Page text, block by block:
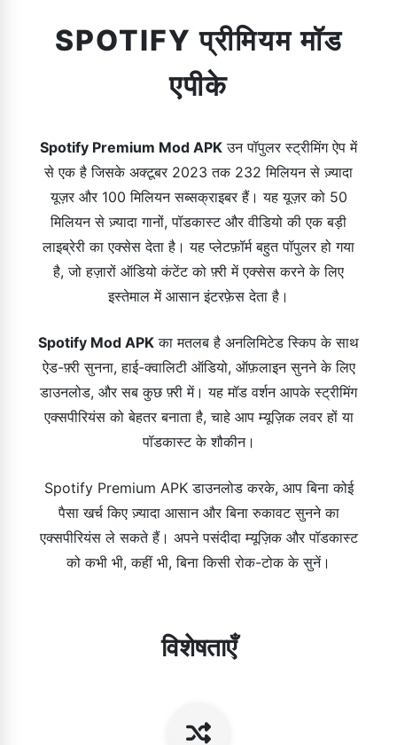
SPOTIFY प्रीमियम मॉड
एपीके
Spotify Premium Mod APK उन पॉपुलर स्ट्रीमिंग ऐप में
से एक है जिसके अक्टूबर 2023 तक 232 मिलियन से ज़्यादा
यूज़र और 100 मिलियन सब्सक्राइबर हैं। यह यूज़र को 50
मिलियन से ज़्यादा गानों, पॉडकास्ट और वीडियो की एक बड़ी
लाइब्रेरी का एक्सेस देता है। यह प्लेटफ़ॉर्म बहुत पॉपुलर हो गया
है, जो हज़ारों ऑडियो कंटेंट को फ़्री में एक्सेस करने के लिए
इस्तेमाल में आसान इंटरफ़ेस देता है।
Spotify Mod APK का मतलब है अनलिमिटेड स्किप के साथ
ऐड-फ़्री सुनना, हाई-क्वालिटी ऑडियो, ऑफ़लाइन सुनने के लिए
डाउनलोड, और सब कुछ फ़्री में। यह मॉड वर्शन आपके स्ट्रीमिंग
एक्सपीरियंस को बेहतर बनाता है, चाहे आप म्यूज़िक लवर हों या
पॉडकास्ट के शौकीन।
Spotify Premium APK डाउनलोड करके, आप बिना कोई
पैसा खर्च किए ज़्यादा आसान और बिना रुकावट सुनने का
एक्सपीरियंस ले सकते हैं। अपने पसंदीदा म्यूज़िक और पॉडकास्ट
को कभी भी, कहीं भी, बिना किसी रोक-टोक के सुनें।
विशेषताएँ